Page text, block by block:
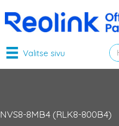
Valitse sivu
NVS8-8MB4 (RLK8-800B4)